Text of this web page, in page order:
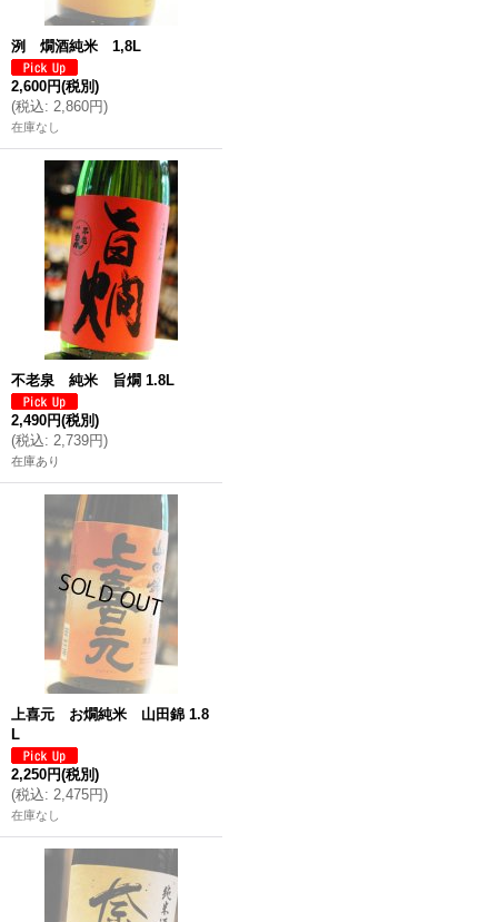
洌 燗酒純米 1,8L
2,600円(税別)
(税込: 2,860円)
在庫なし
不老泉 純米 旨燗 1.8L
2,490円(税別)
(税込: 2,739円)
在庫あり
上喜元 お燗純米 山田錦 1.8
L
2,250円(税別)
(税込: 2,475円)
在庫なし